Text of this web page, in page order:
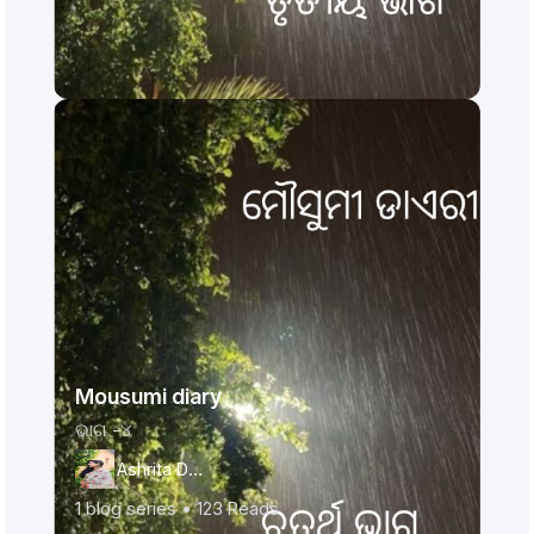
Mousumi diary
ଭାଗ -୪
Ashrita Das
1blog series •123Reads